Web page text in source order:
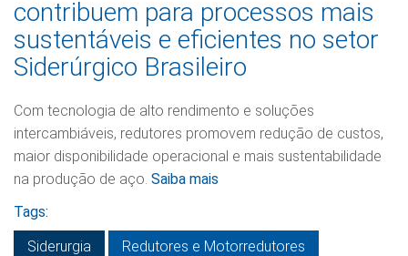
contribuem para processos mais
sustentáveis e eficientes no setor
Siderúrgico Brasileiro
Com tecnologia de alto rendimento e soluções
intercambiáveis, redutores promovem redução de custos,
maior disponibilidade operacional e mais sustentabilidade
na produção de aço. Saiba mais
Tags:
Siderurgia
Redutores e Motorredutores